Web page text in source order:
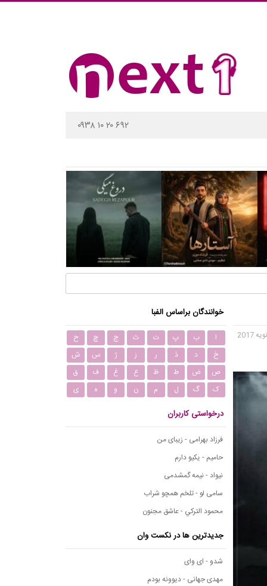
۰۹۳۸ ۱۰ ۲۰ ۶۹۲
خوانندگان براساس الفبا
ا ب پ ت ث ج چ
ح
خ
د ذ ر ز ژ س
ش
ص
ض ط ظ ع غ ف
ق
ک
گ ل م ن و ه ی
درخواستی کاربران
فرزاد بهرامی - زیبای من
حامیم - یکیو دارم
نیواد - نیمه گمشدمی
سامی لو - تلخم همچو شراب
محمود التركي - عاشق مجنون
جدیدترین ها در نکست وان
شدو - ای وای
مهدی جهانی - دیوونه بودم